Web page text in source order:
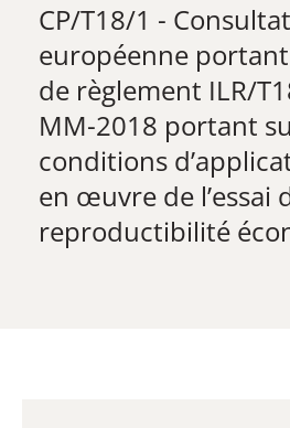
CP/T18/1 -
européenne
de règlement ILR/
MM-2018 portant
conditions
en œuvre de l’essai
reproductibilité